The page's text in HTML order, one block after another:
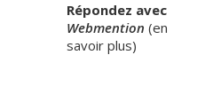
Répondez avec
Webmention (en
savoir plus)